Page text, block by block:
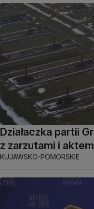
Działaczka partii
z zarzutami i
KUJAWSKO-POMORSKIE